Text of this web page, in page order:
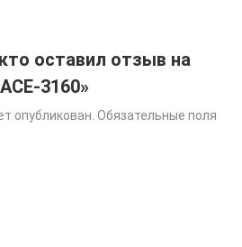
оставил отзыв на
3160»
опубликован. Обязательные поля